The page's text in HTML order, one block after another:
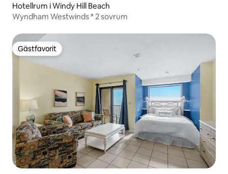
Hotellrum i Windy Hill Beach
Wyndham Westwinds * 2 sovrum
Gästfavorit
Gästfavorit